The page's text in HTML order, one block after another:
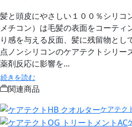
髪と頭皮にやさしい１００％シリコ
メチコン）は毛髪の表面をコーティ
り感を与える反面、髪に残留物とし
点ノンシリコンのケアテクトシリー
薬剤反応に影響を…
続きを読む
関連商品
ケアテク